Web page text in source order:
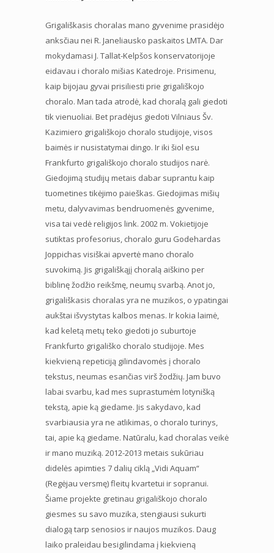
Grigališkasis choralas mano gyvenime prasidėjo
anksčiau nei R. Janeliausko paskaitos LMTA. Dar
mokydamasi J. Tallat-Kelpšos konservatorijoje
eidavau i choralo mišias Katedroje. Prisimenu,
kaip bijojau gyvai prisiliesti prie grigališkojo
choralo. Man tada atrodė, kad choralą gali giedoti
tik vienuoliai. Bet pradėjus giedoti Vilniaus Šv.
Kazimiero grigališkojo choralo studijoje, visos
baimės ir nusistatymai dingo. Ir iki šiol esu
Frankfurto grigališkojo choralo studijos narė.
Giedojimą studijų metais dabar suprantu kaip
tuometines tikėjimo paieškas. Giedojimas mišių
metu, dalyvavimas bendruomenės gyvenime,
visa tai vedė religijos link. 2002 m. Vokietijoje
sutiktas profesorius, choralo guru Godehardas
Joppichas visiškai apvertė mano choralo
suvokimą. Jis grigališkąjį choralą aiškino per
biblinę žodžio reikšmę, neumų svarbą. Anot jo,
grigališkasis choralas yra ne muzikos, o ypatingai
aukštai išvystytas kalbos menas. Ir kokia laimė,
kad keletą metų teko giedoti jo suburtoje
Frankfurto grigališko choralo studijoje. Mes
kiekvieną repeticiją gilindavomės į choralo
tekstus, neumas esančias virš žodžių. Jam buvo
labai svarbu, kad mes suprastumėm lotynišką
tekstą, apie ką giedame. Jis sakydavo, kad
svarbiausia yra ne atlikimas, o choralo turinys,
tai, apie ką giedame. Natūralu, kad choralas veikė
ir mano muziką. 2012-2013 metais sukūriau
didelės apimties 7 dalių ciklą „Vidi Aquam“
(Regėjau versmę) fleitų kvartetui ir sopranui.
Šiame projekte gretinau grigališkojo choralo
giesmes su savo muzika, stengiausi sukurti
dialogą tarp senosios ir naujos muzikos. Daug
laiko praleidau besigilindama į kiekvieną